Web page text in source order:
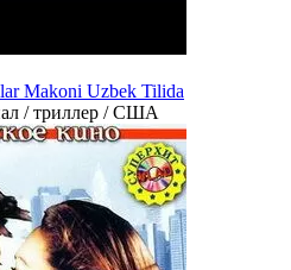
Makoni Uzbek Tilida
/ триллер / США